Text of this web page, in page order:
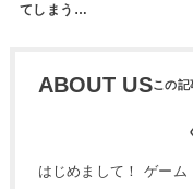
てしまう…
ABOUT US
はじめまして！ ゲーム